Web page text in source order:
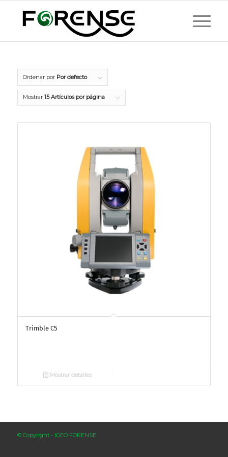
Ordenar por Por defecto
Mostrar 15 Artículos por página
Trimble C5
Mostrar detalles
© Copyright - IGEO FORENSE